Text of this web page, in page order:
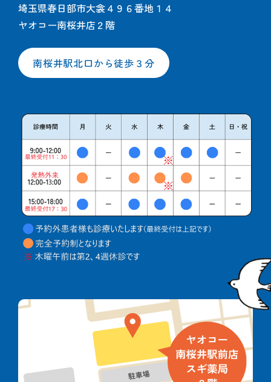
埼玉県春日部市大衾４９６番地１４
ヤオコー南桜井店２階
南桜井駅北口から徒歩３分